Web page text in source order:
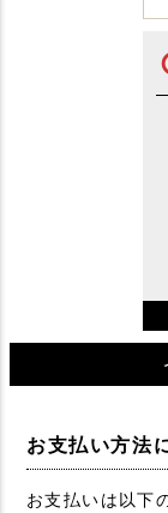
お支払い方法
お支払いは以下